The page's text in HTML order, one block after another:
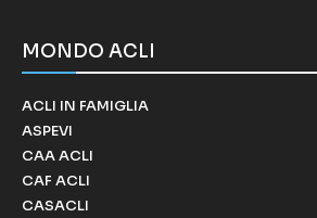
MONDO ACLI
ACLI IN FAMIGLIA
ASPEVI
CAA ACLI
CAF ACLI
CASACLI